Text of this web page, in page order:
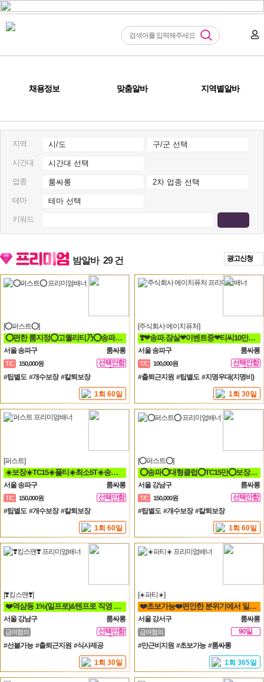
채용정보 맞춤알바 지역별알바
지역
시간대
업종
테마
키워드
밤알바 29 건 광고신청
[⭕퍼스트⭕]
⭕편한 룸지정⭕고퀄리티乃⭕송파구⭕방이동⭕잠실⭕석촌동⭕강남구⭕서초구⭕논현동
서울 송파구 룸싸롱
T/C 150,000원
선택안함
일
#팁별도 #개수보장 #칼퇴보장
1회 60일
[주식회사 에이치퓨처]
❣️❤송파.잠실❤이벤트중❤티씨10만❤평균10개❤❣️
서울 송파구 룸싸롱
T/C 100,000원
선택안함
일
#출퇴근지원 #팁별도 #지명우대(지명비)
1회 30일
[퍼스트]
☀️보장☀️TC15☀️풀티☀️최소5T☀️송파방이잠실석촌☀️강남역삼☀️선릉
서울 송파구 룸싸롱
T/C 150,000원
선택안함
일
#팁별도 #개수보장 #칼퇴보장
1회 60일
[⭕퍼스트⭕]
⭕송파⭕대형클럽⭕TC15만⭕보장⭕최소5개⭕송파⭕방이⭕잠실⭕석촌⭕강남⭕역삼⭕선릉⭕
서울 강남구 룸싸롱
T/C 150,000원
선택안함
일
#팁별도 #개수보장 #칼퇴보장
1회 60일
[❣️킹스맨❣️]
❤️역삼동 1%(일프로)&텐프로 직영 강남 1등❤️ 강남 룸알바
서울 강남구 룸싸롱
급여협의
선택안함
일
#선불가능 #출퇴근지원 #식사제공
1회 30일
[☀️파티☀️]
❤️초보가능❤️편안한 분위기에서 일하실분❤️
서울 강서구 룸싸롱
급여협의
90일
#만근비지원 #초보가능 #룸싸롱
1회 365일